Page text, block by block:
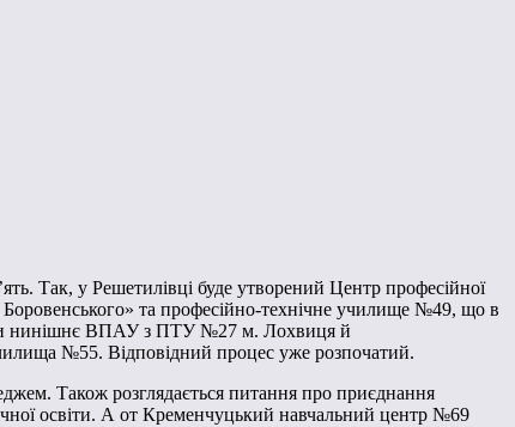
Так, у Решетилівці буде утворений Центр професійної
Боровенського» та професійно-технічне училище №49, що в
нинішнє ВПАУ з ПТУ №27 м. Лохвиця й
№55. Відповідний процес уже розпочатий.
Також розглядається питання про приєднання
освіти. А от Кременчуцький навчальний центр №69